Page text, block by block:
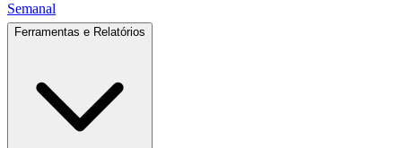
Semanal
Ferramentas e Relatórios